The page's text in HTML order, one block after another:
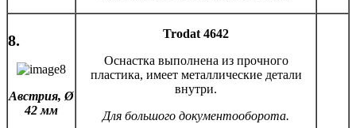
8.
Австрия, Ø
42 мм
Trodat 4642
Оснастка выполнена из прочного
пластика, имеет металлические детали
внутри.
Для большого документооборота.